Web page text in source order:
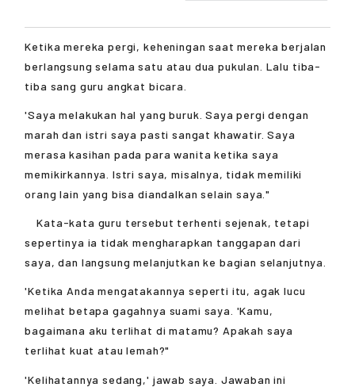
Ketika mereka pergi, keheningan saat mereka berjalan
berlangsung selama satu atau dua pukulan. Lalu tiba-
tiba sang guru angkat bicara.
'Saya melakukan hal yang buruk. Saya pergi dengan
marah dan istri saya pasti sangat khawatir. Saya
merasa kasihan pada para wanita ketika saya
memikirkannya. Istri saya, misalnya, tidak memiliki
orang lain yang bisa diandalkan selain saya."
Kata-kata guru tersebut terhenti sejenak, tetapi
sepertinya ia tidak mengharapkan tanggapan dari
saya, dan langsung melanjutkan ke bagian selanjutnya.
'Ketika Anda mengatakannya seperti itu, agak lucu
melihat betapa gagahnya suami saya. 'Kamu,
bagaimana aku terlihat di matamu? Apakah saya
terlihat kuat atau lemah?"
'Kelihatannya sedang,' jawab saya. Jawaban ini